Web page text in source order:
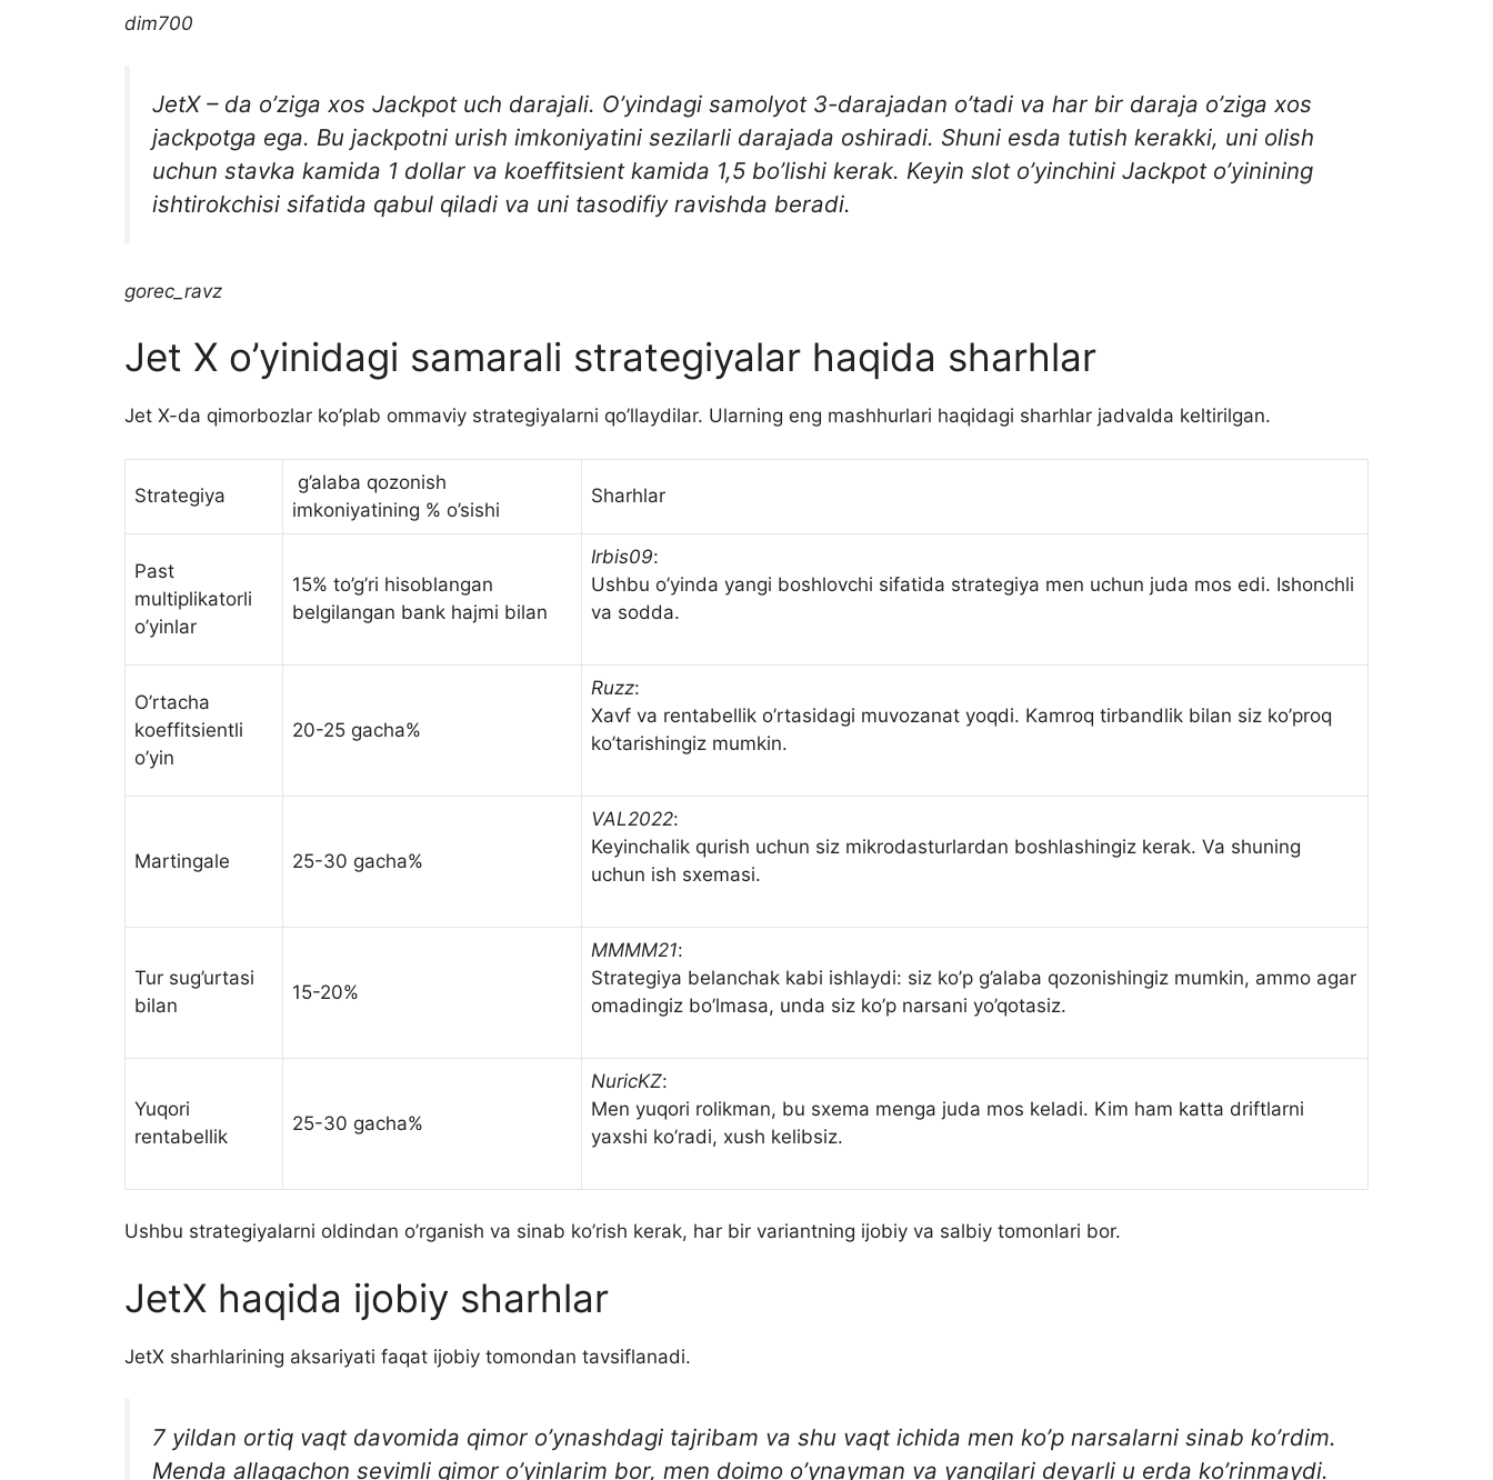
dim700
JetX – da o’ziga xos Jackpot uch darajali. O’yindagi samolyot 3-darajadan o’tadi va har bir daraja o’ziga xos
jackpotga ega. Bu jackpotni urish imkoniyatini sezilarli darajada oshiradi. Shuni esda tutish kerakki, uni olish
uchun stavka kamida 1 dollar va koeffitsient kamida 1,5 bo’lishi kerak. Keyin slot o’yinchini Jackpot o’yinining
ishtirokchisi sifatida qabul qiladi va uni tasodifiy ravishda beradi.
gorec_ravz
Jet X o’yinidagi samarali strategiyalar haqida sharhlar
Jet X-da qimorbozlar ko’plab ommaviy strategiyalarni qo’llaydilar. Ularning eng mashhurlari haqidagi sharhlar jadvalda keltirilgan.
Strategiya
g’alaba qozonish
imkoniyatining % o’sishi
Sharhlar
Past
multiplikatorli
o’yinlar
15% to’g’ri hisoblangan
belgilangan bank hajmi bilan
Irbis09:
Ushbu o’yinda yangi boshlovchi sifatida strategiya men uchun juda mos edi. Ishonchli
va sodda.
O’rtacha
koeffitsientli
o’yin
20-25 gacha%
Ruzz:
Xavf va rentabellik o’rtasidagi muvozanat yoqdi. Kamroq tirbandlik bilan siz ko’proq
ko’tarishingiz mumkin.
Martingale 25-30 gacha%
VAL2022:
Keyinchalik qurish uchun siz mikrodasturlardan boshlashingiz kerak. Va shuning
uchun ish sxemasi.
Tur sug’urtasi
bilan
15-20%
MMMM21:
Strategiya belanchak kabi ishlaydi: siz ko’p g’alaba qozonishingiz mumkin, ammo agar
omadingiz bo’lmasa, unda siz ko’p narsani yo’qotasiz.
Yuqori
rentabellik
25-30 gacha%
NuricKZ:
Men yuqori rolikman, bu sxema menga juda mos keladi. Kim ham katta driftlarni
yaxshi ko’radi, xush kelibsiz.
Ushbu strategiyalarni oldindan o’rganish va sinab ko’rish kerak, har bir variantning ijobiy va salbiy tomonlari bor.
JetX haqida ijobiy sharhlar
JetX sharhlarining aksariyati faqat ijobiy tomondan tavsiflanadi.
7 yildan ortiq vaqt davomida qimor o’ynashdagi tajribam va shu vaqt ichida men ko’p narsalarni sinab ko’rdim.
Menda allaqachon sevimli qimor o’yinlarim bor, men doimo o’ynayman va yangilari deyarli u erda ko’rinmaydi.